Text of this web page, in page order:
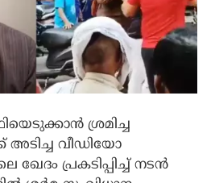
ശ്രമിച്ച
വീഡിയോ
ഖേദം പ്രകടിപ്പിച്ച് നടന്‍